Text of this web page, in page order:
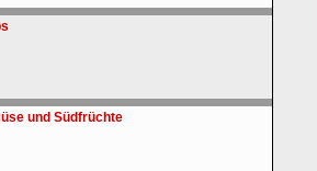
und Südfrüchte